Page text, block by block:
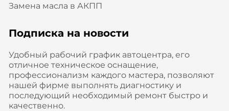
Замена масла в АКПП
Подписка на новости
Удобный рабочий график автоцентра, его
отличное техническое оснащение,
профессионализм каждого мастера, позволяют
нашей фирме выполнять диагностику и
последующий необходимый ремонт быстро и
качественно.